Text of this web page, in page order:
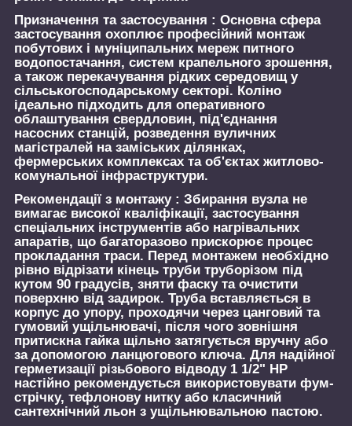
Призначення та застосування : Основна сфера
застосування охоплює професійний монтаж
побутових і муніципальних мереж питного
водопостачання, систем крапельного зрошення,
а також перекачування рідких середовищ у
сільськогосподарському секторі. Коліно
ідеально підходить для оперативного
облаштування свердловин, під'єднання
насосних станцій, розведення вуличних
магістралей на заміських ділянках,
фермерських комплексах та об'єктах житлово-
комунальної інфраструктури.
Рекомендації з монтажу : Збирання вузла не
вимагає високої кваліфікації, застосування
спеціальних інструментів або нагрівальних
апаратів, що багаторазово прискорює процес
прокладання траси. Перед монтажем необхідно
рівно відрізати кінець труби труборізом під
кутом 90 градусів, зняти фаску та очистити
поверхню від задирок. Труба вставляється в
корпус до упору, проходячи через цанговий та
гумовий ущільнювачі, після чого зовнішня
притискна гайка щільно затягується вручну або
за допомогою ланцюгового ключа. Для надійної
герметизації різьбового відводу 1 1/2" НР
настійно рекомендується використовувати фум-
стрічку, тефлонову нитку або класичний
сантехнічний льон з ущільнювальною пастою.